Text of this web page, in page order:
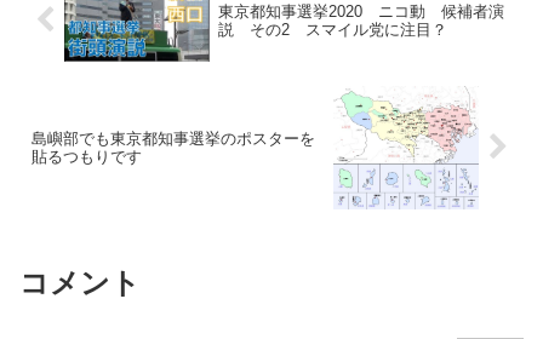
東京都知事選挙2020 ニコ動 候補者演
説 その2 スマイル党に注目？
島嶼部でも東京都知事選挙のポスターを
貼るつもりです
コメント